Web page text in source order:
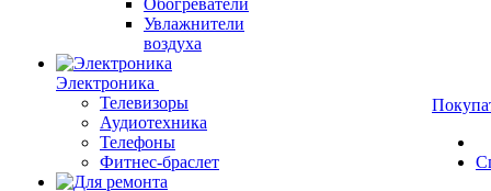
Обогреватели
Увлажнители
воздуха
Электроника
Телевизоры
Аудиотехника
Телефоны
Фитнес-браслет